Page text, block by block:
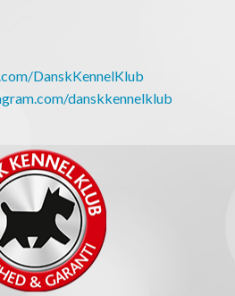
DanskKennelKlub
danskkennelklub